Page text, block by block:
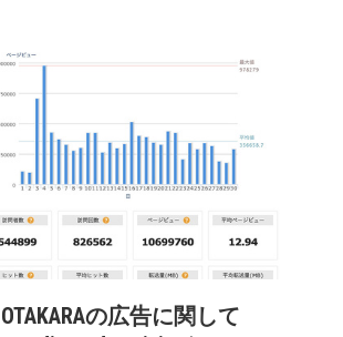
の広告に関して